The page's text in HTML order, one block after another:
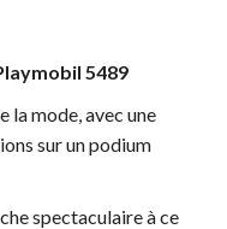
5489
la mode, avec une
sur un podium
spectaculaire à ce